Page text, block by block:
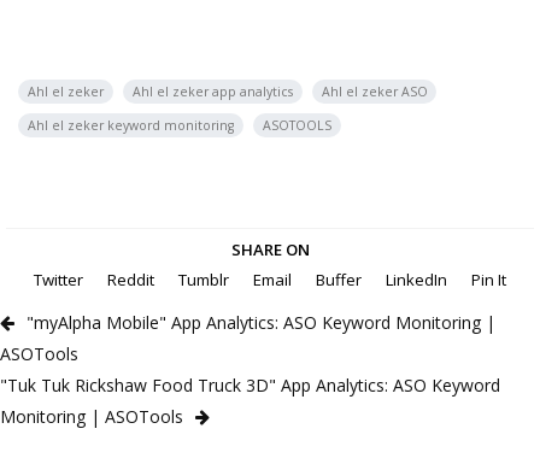
Ahl el zeker Ahl el zeker app analytics
Ahl el zeker ASO
Ahl el zeker keyword monitoring
ASOTOOLS
SHARE ON
Twitter
Reddit Tumblr Email Buffer LinkedIn Pin It
"myAlpha Mobile" App Analytics: ASO Keyword Monitoring |
ASOTools
"Tuk Tuk Rickshaw Food Truck 3D" App Analytics: ASO Keyword
Monitoring | ASOTools